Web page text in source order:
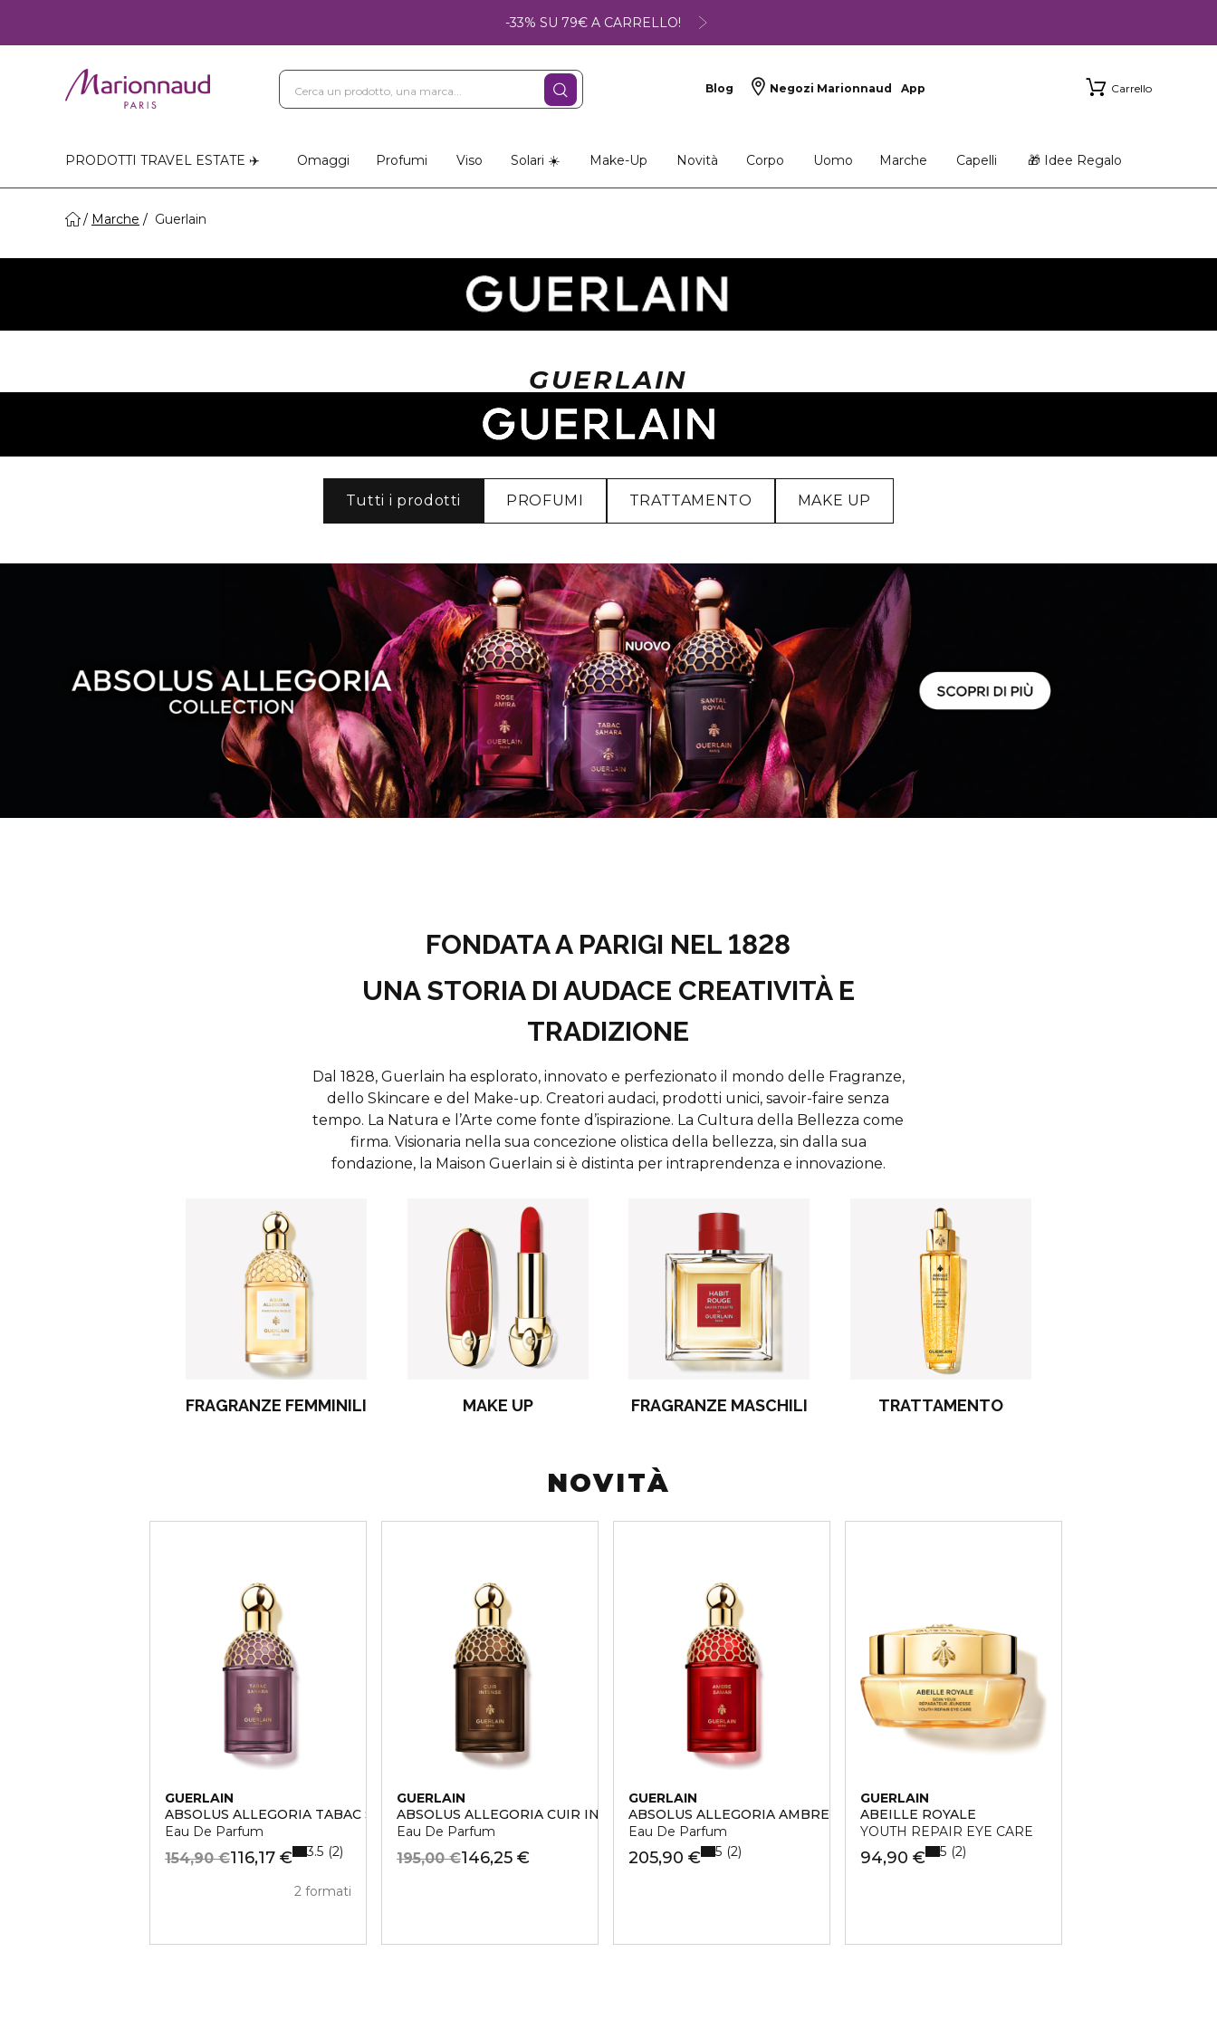
-33% SU 79€ A CARRELLO!
Blog Negozi Marionnaud App Carrello
PRODOTTI TRAVEL ESTATE ✈️ Omaggi Profumi Viso Solari ☀️ Make-Up Novità Corpo Uomo Marche Capelli 🎁 Idee Regalo
Marche Guerlain
GUERLAIN
Tutti i prodotti PROFUMI TRATTAMENTO MAKE UP
FONDATA A PARIGI NEL 1828
UNA STORIA DI AUDACE CREATIVITÀ E
TRADIZIONE
Dal 1828, Guerlain ha esplorato, innovato e perfezionato il mondo delle Fragranze,
dello Skincare e del Make-up. Creatori audaci, prodotti unici, savoir-faire senza
tempo. La Natura e l’Arte come fonte d’ispirazione. La Cultura della Bellezza come
firma. Visionaria nella sua concezione olistica della bellezza, sin dalla sua
fondazione, la Maison Guerlain si è distinta per intraprendenza e innovazione.
FRAGRANZE FEMMINILI MAKE UP FRAGRANZE MASCHILI TRATTAMENTO
NOVITÀ
GUERLAIN
ABSOLUS ALLEGORIA TABAC SAHARA
Eau De Parfum
116,17 €
154,90 €
2 formati
3.5 2
GUERLAIN
ABSOLUS ALLEGORIA CUIR INTENSE
Eau De Parfum
146,25 €
195,00 €
GUERLAIN
ABSOLUS ALLEGORIA AMBRE SAMAR
Eau De Parfum
205,90 € 5 2
GUERLAIN
ABEILLE ROYALE
YOUTH REPAIR EYE CARE
94,90 € 5 2